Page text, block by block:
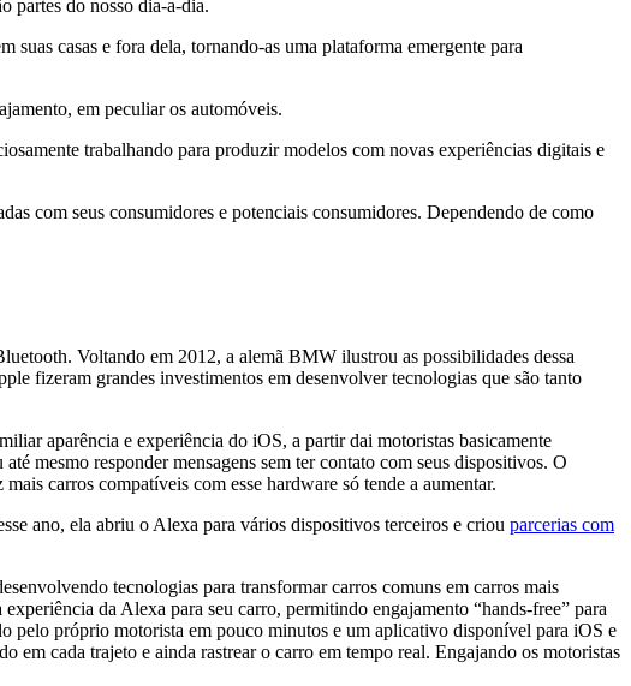
partes do nosso dia-a-dia.
suas casas e fora dela, tornando-as uma plataforma emergente para
em peculiar os automóveis.
trabalhando para produzir modelos com novas experiências digitais e
com seus consumidores e potenciais consumidores. Dependendo de como
Voltando em 2012, a alemã BMW ilustrou as possibilidades dessa
fizeram grandes investimentos em desenvolver tecnologias que são tanto
aparência e experiência do iOS, a partir dai motoristas basicamente
mesmo responder mensagens sem ter contato com seus dispositivos. O
carros compatíveis com esse hardware só tende a aumentar.
ano, ela abriu o Alexa para vários dispositivos terceiros e criou parcerias com
tecnologias para transformar carros comuns em carros mais
da Alexa para seu carro, permitindo engajamento “hands-free” para
pelo próprio motorista em pouco minutos e um aplicativo disponível para iOS e
em cada trajeto e ainda rastrear o carro em tempo real. Engajando os motoristas